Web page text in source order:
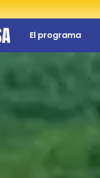
El programa